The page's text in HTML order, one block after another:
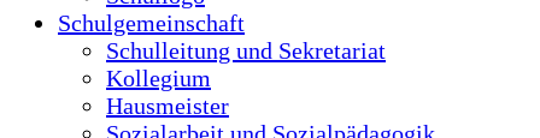
Schulgesundheit
Schülervertretung
Elternbeirat
Schulkonferenz